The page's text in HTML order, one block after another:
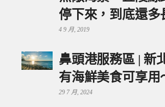
停下來，到底還多
4 9 月, 2019
鼻頭港服務區 | 新
有海鮮美食可享用
29 7 月, 2024